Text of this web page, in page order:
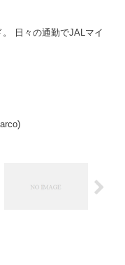
日々の通勤でJALマイ